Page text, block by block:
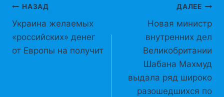
Навигация
по
записям
НАЗАД
Украина желаемых
«российских» денег
от Европы на получит
ДАЛЕЕ
Новая министр
внутренних дел
Великобритании
Шабана Махмуд
выдала ряд широко
разошедшихся по